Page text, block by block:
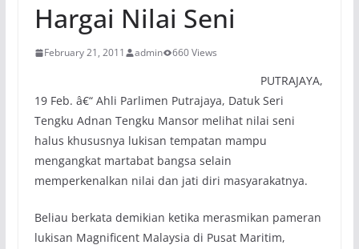
Hargai Nilai Seni
February 21, 2011 admin 660 Views
PUTRAJAYA,
19 Feb. â€“ Ahli Parlimen Putrajaya, Datuk Seri
Tengku Adnan Tengku Mansor melihat nilai seni
halus khususnya lukisan tempatan mampu
mengangkat martabat bangsa selain
memperkenalkan nilai dan jati diri masyarakatnya.
Beliau berkata demikian ketika merasmikan pameran
lukisan Magnificent Malaysia di Pusat Maritim,